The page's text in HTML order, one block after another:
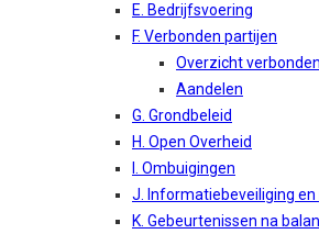
E. Bedrijfsvoering
F. Verbonden partijen
Overzicht
Aandelen
G. Grondbeleid
H. Open Overheid
I. Ombuigingen
J. Informatiebeveiliging en
K. Gebeurtenissen na